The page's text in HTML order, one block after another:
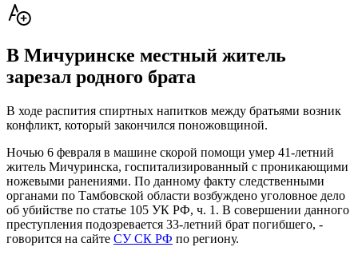
В Мичуринске местный житель
зарезал родного брата
В ходе распития спиртных напитков между братьями возник
конфликт, который закончился поножовщиной.
Ночью 6 февраля в машине скорой помощи умер 41-летний
житель Мичуринска, госпитализированный с проникающими
ножевыми ранениями. По данному факту следственными
органами по Тамбовской области возбуждено уголовное дело
об убийстве по статье 105 УК РФ, ч. 1. В совершении данного
преступления подозревается 33-летний брат погибшего, -
говорится на сайте СУ СК РФ по региону.